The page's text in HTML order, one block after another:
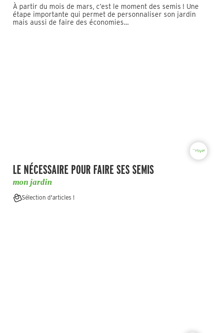
À partir du mois de mars, c’est le moment des semis ! Une
étape importante qui permet de personnaliser son jardin
mais aussi de faire des économies…
LE NÉCESSAIRE POUR FAIRE SES SEMIS
mon jardin
Sélection d'articles !